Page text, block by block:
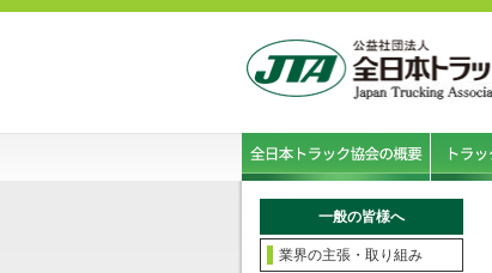
一般の皆様へ
業界の主張・取り組み